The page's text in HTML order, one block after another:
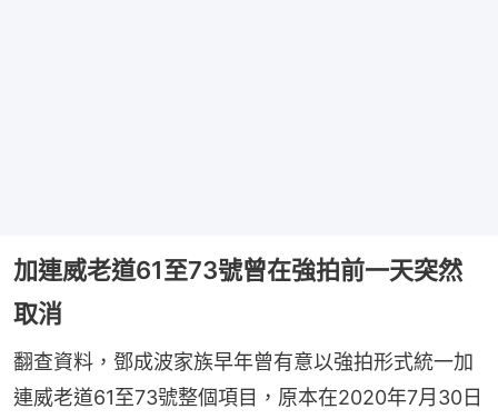
加連威老道61至73號曾在強拍前一天突然
取消
翻查資料，鄧成波家族早年曾有意以強拍形式統一加
連威老道61至73號整個項目，原本在2020年7月30日